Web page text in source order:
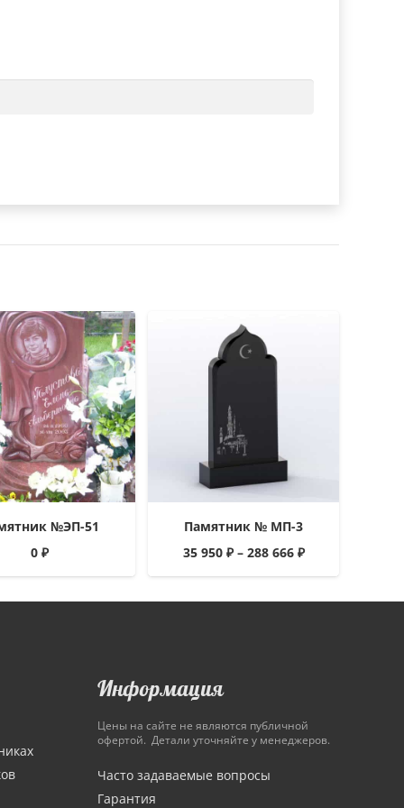
№ЭП-51
0₽
Памятник № МП-3
35 950 ₽– 288 666 ₽
Информация
Цены на сайте не являются публичной
офертой. Детали уточняйте у менеджеров.
Часто задаваемые вопросы
Гарантия